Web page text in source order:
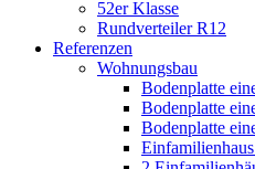
52er Klasse
Rundverteiler R12
Referenzen
Wohnungsbau
Bodenplatte
Bodenplatte
Bodenplatte